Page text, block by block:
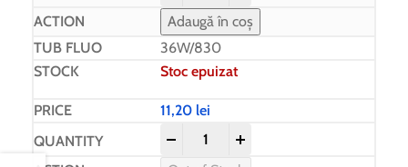
Adaugă în coș
36W/830
Stoc epuizat
11,20 lei